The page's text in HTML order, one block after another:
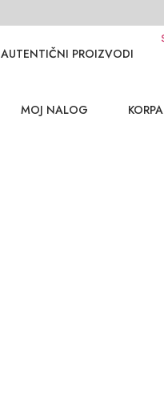
AUTENTIČNI PROIZVODI
MOJ NALOG KORPA